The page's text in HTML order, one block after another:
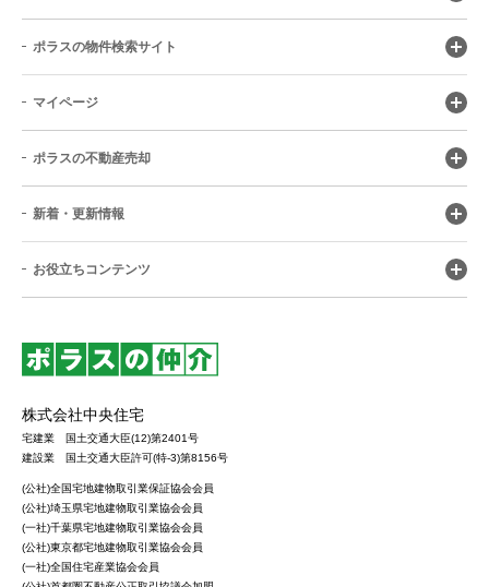
ポラスの物件検索サイト
マイページ
ポラスの不動産売却
新着・更新情報
お役立ちコンテンツ
株式会社中央住宅
宅建業 国土交通大臣(12)第2401号
建設業 国土交通大臣許可(特-3)第8156号
(公社)全国宅地建物取引業保証協会会員
(公社)埼玉県宅地建物取引業協会会員
(一社)千葉県宅地建物取引業協会会員
(公社)東京都宅地建物取引業協会会員
(一社)全国住宅産業協会会員